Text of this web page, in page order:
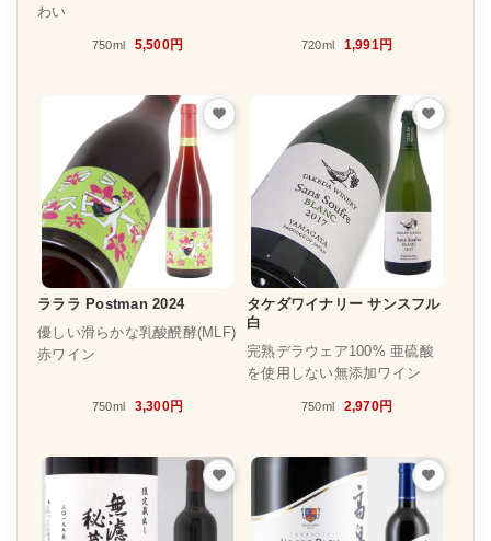
わい
750ml 5,500円 720ml 1,991円
ラララ Postman 2024
優しい滑らかな乳酸醗酵(MLF)
⾚ワイン
750ml 3,300円
タケダワイナリー サンスフル
白
完熟デラウェア100% 亜硫酸
を使用しない無添加ワイン
750ml 2,970円